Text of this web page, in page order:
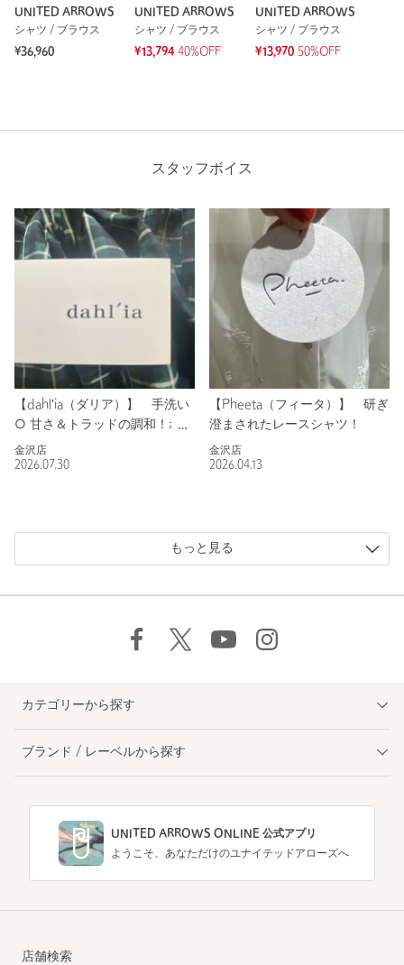
UNITED ARROWS
シャツ / ブラウス
¥36,960
UNITED ARROWS
シャツ / ブラウス
¥13,794 40%OFF
UNITED ARROWS
シャツ / ブラウス
¥13,970 50%OFF
スタッフボイス
【dahl'ia（ダリア）】 手洗い
○ 甘さ＆トラッドの調和！ボウ
タイチェックブラウス！
金沢店
2026.07.30
【Pheeta（フィータ）】 研ぎ
澄まされたレースシャツ！
金沢店
2026.04.13
もっと見る
カテゴリーから探す
ブランド / レーベルから探す
UNITED ARROWS ONLINE 公式アプリ
ようこそ、あなただけのユナイテッドアローズへ
店舗検索